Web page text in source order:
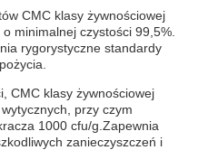
CMC klasy żywnościowej
minimalnej czystości 99,5%.
rygorystyczne standardy
CMC klasy żywnościowej
przy czym
1000 cfu/g.Zapewnia
zanieczyszczeń i